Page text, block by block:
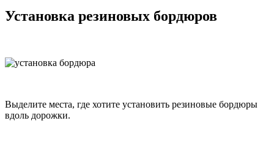
Установка резиновых бордюров
Выделите места, где хотите установить резиновые бордюры
вдоль дорожки.